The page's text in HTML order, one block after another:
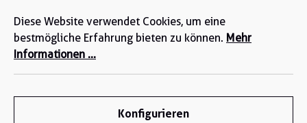
springen
Diese Website verwendet Cookies, um eine
bestmögliche Erfahrung bieten zu können. Mehr
Informationen ...
Konfigurieren